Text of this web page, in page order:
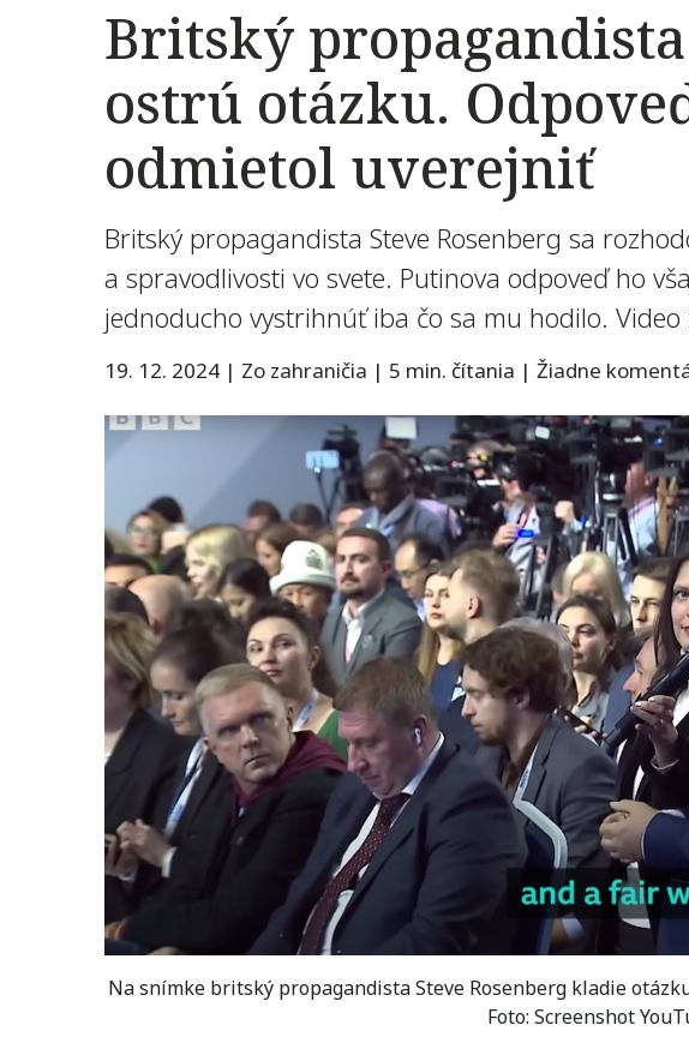
Britský
ostrú otázku.
odmietol uverejniť
Britský propagandista Steve Rosenberg sa
a spravodlivosti vo svete. Putinova odpoveď ho
jednoducho vystrihnúť iba čo sa mu hodilo.
19. 12. 2024 | Zo zahraničia | 5 min. čítania | Žiadne
Na snímke britský propagandista Steve Rosenberg kladie
Foto: Screenshot